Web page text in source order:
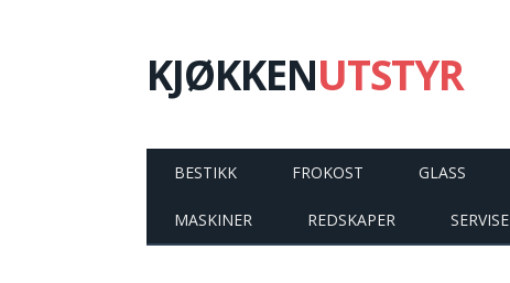
KJØKKENUTSTYR
BESTIKK FROKOST GLASS
MASKINER REDSKAPER SERVISE